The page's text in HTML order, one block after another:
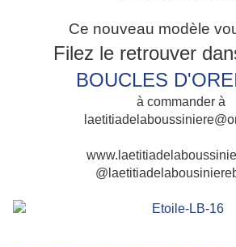
Ce nouveau modèle
Filez le retrouver
BOUCLES
à commander à